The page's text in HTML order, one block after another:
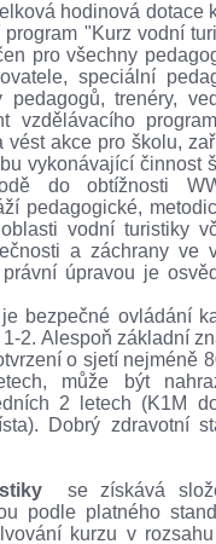
hodinová dotace
"Kurz vodní
pro všechny
speciální
trenéry,
vzdělávacího
vést akce pro školu,
vykonávající činnost
do obtížnosti
pedagogické,
vodní turistiky
a záchrany ve
úpravou je
bezpečné ovládání
2. Alespoň základní
o sjetí nejméně
může být
2 letech (K1M
Dobrý zdravotní
se získává
podle platného
kurzu v